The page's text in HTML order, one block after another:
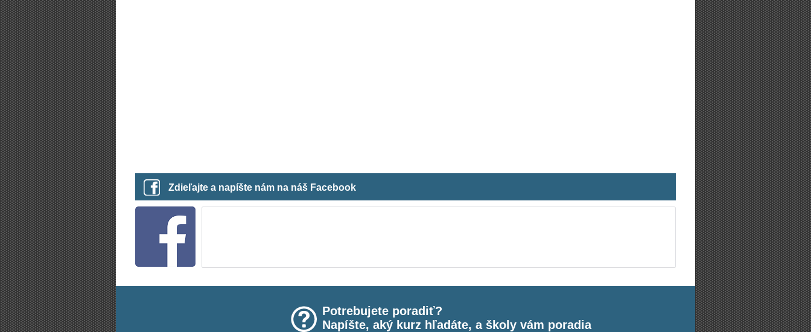
Zdieľajte a napíšte nám na náš Facebook
Potrebujete poradiť?
Napíšte, aký kurz hľadáte, a školy vám poradia